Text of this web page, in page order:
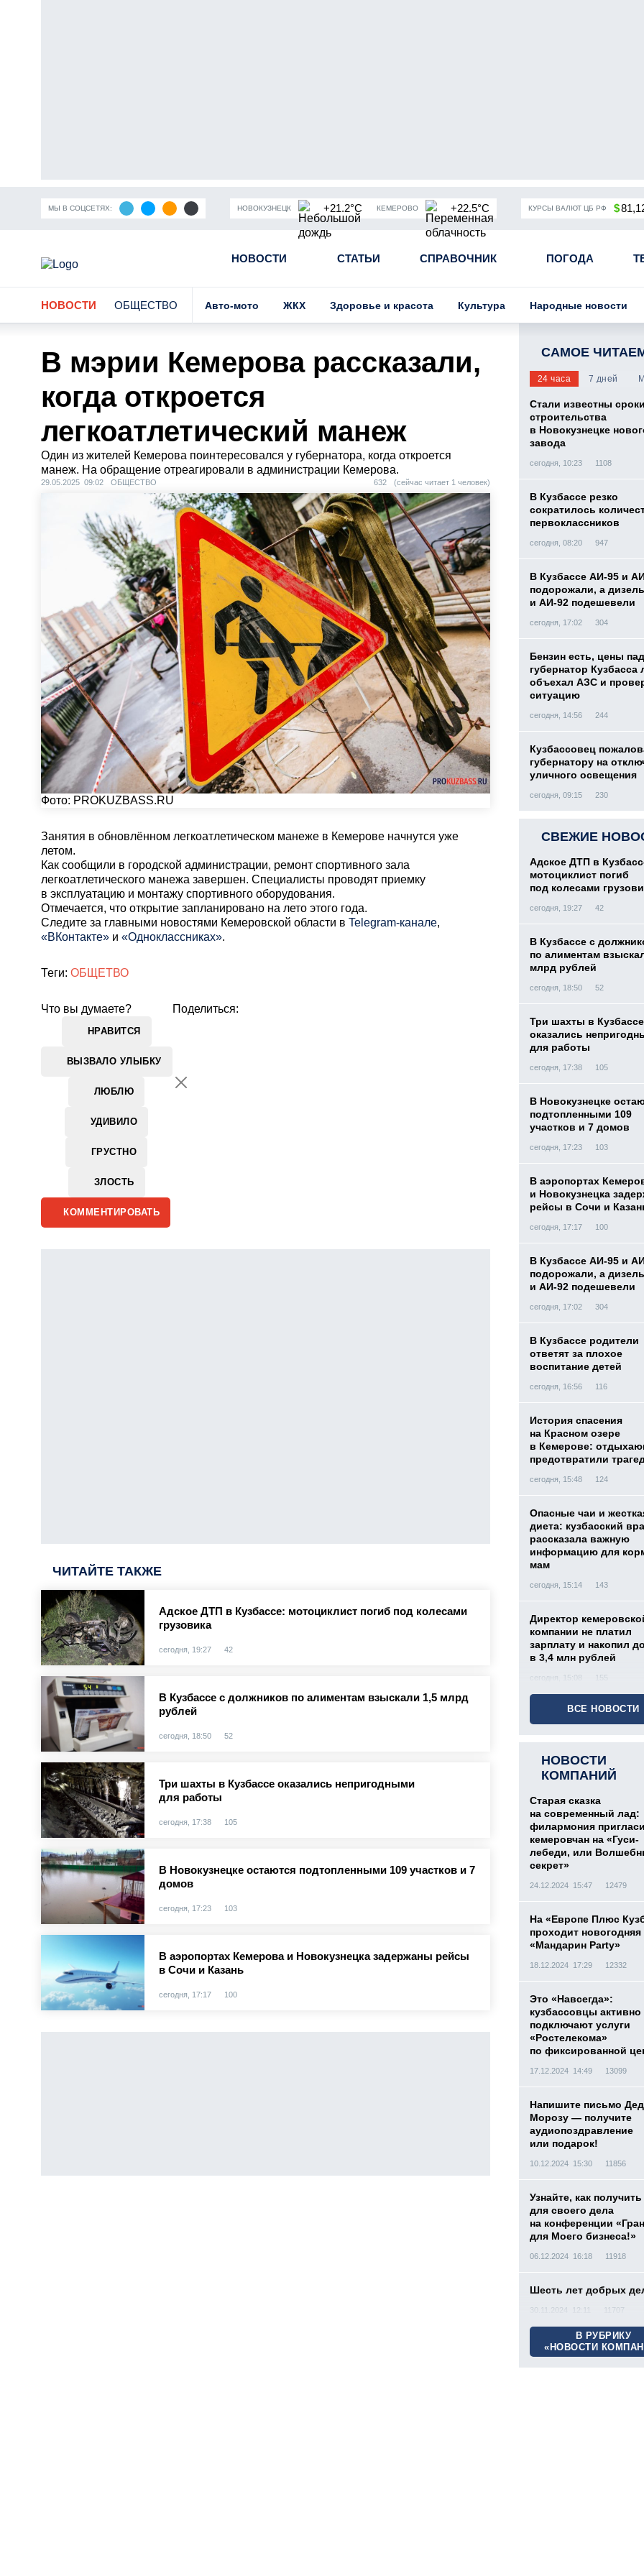
МЫ В СОЦСЕТЯХ: НОВОКУЗНЕЦК +21.2°C КЕМЕРОВО +22.5°C КУРСЫ ВАЛЮТ ЦБ РФ $
НОВОСТИ СТАТЬИ СПРАВОЧНИК ПОГОДА
Кузбасса Пандемия коронавирусной инфекции Частичная мобилизация в России Угольная промышленность
НОВОСТИ ОБЩЕСТВО Авто-мото ЖКХ Здоровье и красота Культура Народные новости
В мэрии Кемерова рассказали,
когда откроется
легкоатлетический манеж
Один из жителей Кемерова поинтересовался у губернатора, когда откроется
манеж. На обращение отреагировали в администрации Кемерова.
29.05.2025 09:02 ОБЩЕСТВО 632 (сейчас читает 1 человек)
Фото: PROKUZBASS.RU
Занятия в обновлённом легкоатлетическом манеже в Кемерове начнутся уже
летом.
Как сообщили в городской администрации, ремонт спортивного зала
легкоатлетического манежа завершен. Специалисты проводят приемку
в эксплуатацию и монтажу спортивного оборудования.
Отмечается, что открытие запланировано на лето этого года.
Cледите за главными новостями Кемеровской области в Telegram-канале,
«ВКонтакте» и «Одноклассниках».
Теги: ОБЩЕТВО
Что вы думаете?
НРАВИТСЯ
ВЫЗВАЛО УЛЫБКУ
ЛЮБЛЮ
УДИВИЛО
ГРУСТНО
ЗЛОСТЬ
Поделиться:
КОММЕНТИРОВАТЬ
ЧИТАЙТЕ ТАКЖЕ
Адское ДТП в Кузбассе: мотоциклист погиб под колесами
грузовика
сегодня, 19:27 42
В Кузбассе с должников по алиментам взыскали 1,5 млрд
рублей
сегодня, 18:50 52
Три шахты в Кузбассе оказались непригодными
для работы
сегодня, 17:38 105
В Новокузнецке остаются подтопленными 109 участков и 7
домов
сегодня, 17:23 103
В аэропортах Кемерова и Новокузнецка задержаны рейсы
в Сочи и Казань
сегодня, 17:17 100
САМОЕ
24 часа 7 дней
Стали известны сроки
строительства
в Новокузнецке
завода
сегодня, 10:23 1108
В Кузбассе резко
сократилось
первоклассников
сегодня, 08:20 947
В Кузбассе АИ-95 и
подорожали, а дизель
и АИ-92 подешевели
сегодня, 17:02 304
Бензин есть, цены
губернатор Кузбасса
объехал АЗС и
ситуацию
сегодня, 14:56 244
Кузбассовец
губернатору на
уличного освещения
сегодня, 09:15 230
СВЕЖИЕ
Адское ДТП в
мотоциклист погиб
под колесами
сегодня, 19:27 42
В Кузбассе с
по алиментам
млрд рублей
сегодня, 18:50 52
Три шахты в Кузбассе
оказались
для работы
сегодня, 17:38 105
В Новокузнецке
подтопленными 109
участков и 7 домов
сегодня, 17:23 103
В аэропортах
и Новокузнецка
рейсы в Сочи и
сегодня, 17:17 100
В Кузбассе АИ-95 и
подорожали, а дизель
и АИ-92 подешевели
сегодня, 17:02 304
В Кузбассе родители
ответят за плохое
воспитание детей
сегодня, 16:56 116
История спасения
на Красном озере
в Кемерове:
предотвратили
сегодня, 15:48 124
Опасные чаи и
диета: кузбасский
рассказала важную
информацию для
мам
сегодня, 15:14 143
Директор
компании не платил
зарплату и накопил
в 3,4 млн рублей
сегодня, 15:08 155
ВСЕ НОВОСТИ
НОВОСТИ
КОМПАНИЙ
Старая сказка
на современный лад:
филармония
кемеровчан на «Гуси-
лебеди, или
секрет»
24.12.2024 15:47 12479
На «Европе Плюс
проходит новогодняя
«Мандарин Party»
18.12.2024 17:29 12332
Это «Навсегда»:
кузбассовцы активно
подключают услуги
«Ростелекома»
по фиксированной
17.12.2024 14:49 13099
Напишите письмо
Морозу — получите
аудиопоздравление
или подарок!
10.12.2024 15:30 11856
Узнайте, как получить
для своего дела
на конференции
для Моего бизнеса!»
06.12.2024 16:18 11918
Шесть лет добрых
30.11.2024 12:11 11707
В РУБРИКУ
«НОВОСТИ